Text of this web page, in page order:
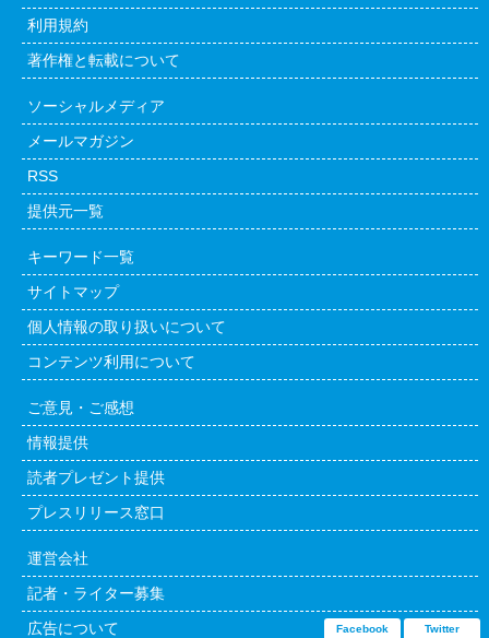
利用規約
著作権と転載について
ソーシャルメディア
メールマガジン
RSS
提供元一覧
キーワード一覧
サイトマップ
個人情報の取り扱いについて
コンテンツ利用について
ご意見・ご感想
情報提供
読者プレゼント提供
プレスリリース窓口
運営会社
記者・ライター募集
広告について
Facebook Twitter